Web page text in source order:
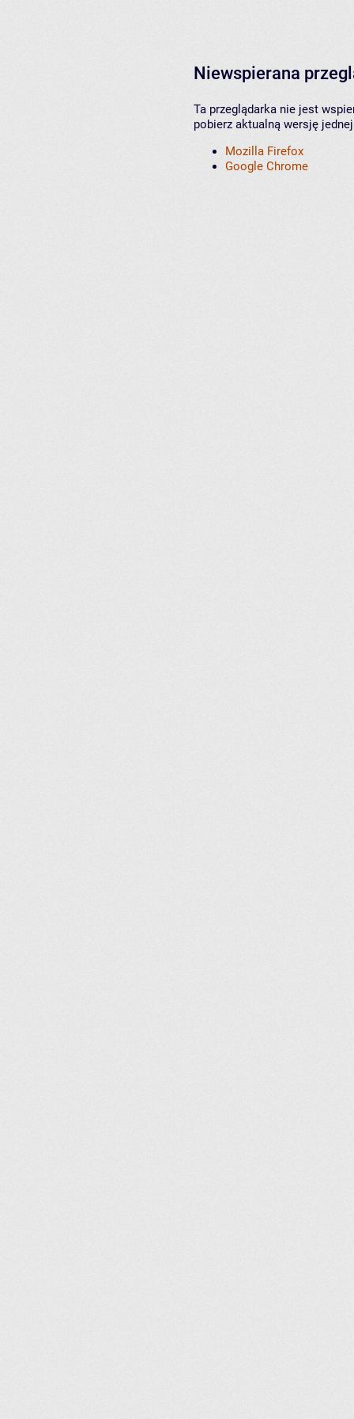
Niewspierana
Ta przeglądarka nie jest
pobierz aktualną wersję
Mozilla Firefox
Google Chrome